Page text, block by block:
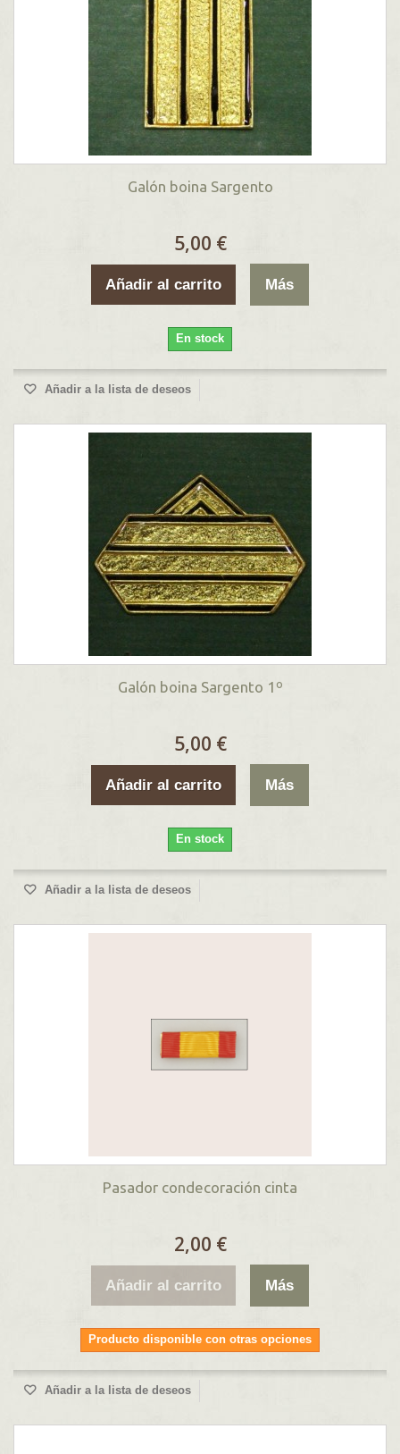
Galón boina Sargento
5,00 €
Añadir al carrito Más
En stock
Añadir a la lista de deseos
Galón boina Sargento 1º
5,00 €
Añadir al carrito Más
En stock
Añadir a la lista de deseos
Pasador condecoración cinta
2,00 €
Añadir al carrito Más
Producto disponible con otras opciones
Añadir a la lista de deseos